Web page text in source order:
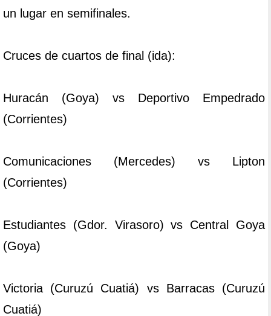
un lugar en semifinales.
Cruces de cuartos de final (ida):
Huracán (Goya) vs Deportivo Empedrado
(Corrientes)
Comunicaciones (Mercedes) vs Lipton
(Corrientes)
Estudiantes (Gdor. Virasoro) vs Central Goya
(Goya)
Victoria (Curuzú Cuatiá) vs Barracas (Curuzú
Cuatiá)